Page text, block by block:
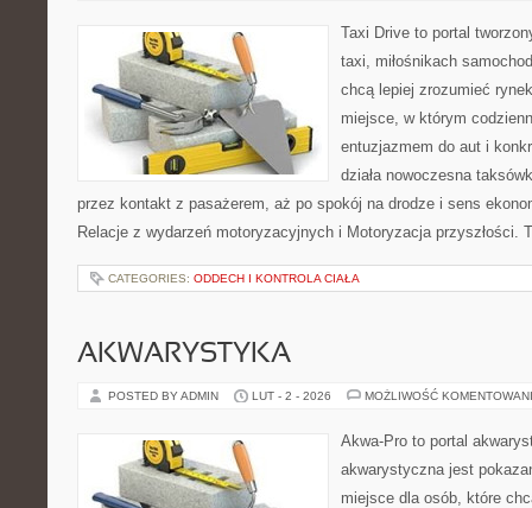
Taxi Drive to portal
taxi, miłośnikach
chcą lepiej zrozumieć
miejsce, w którym
entuzjazmem do aut i
działa nowoczesna
przez kontakt z pasażerem, aż po spokój na drodze i sens
Relacje z wydarzeń motoryzacyjnych i Motoryzacja przyszłości.
CATEGORIES: ODDECH I KONTROLA CIAŁA
AKWARYSTYKA
POSTED BY ADMIN LUT - 2 - 2026 MOŻLIWOŚĆ
Akwa-Pro to portal
akwarystyczna jest
miejsce dla osób, które